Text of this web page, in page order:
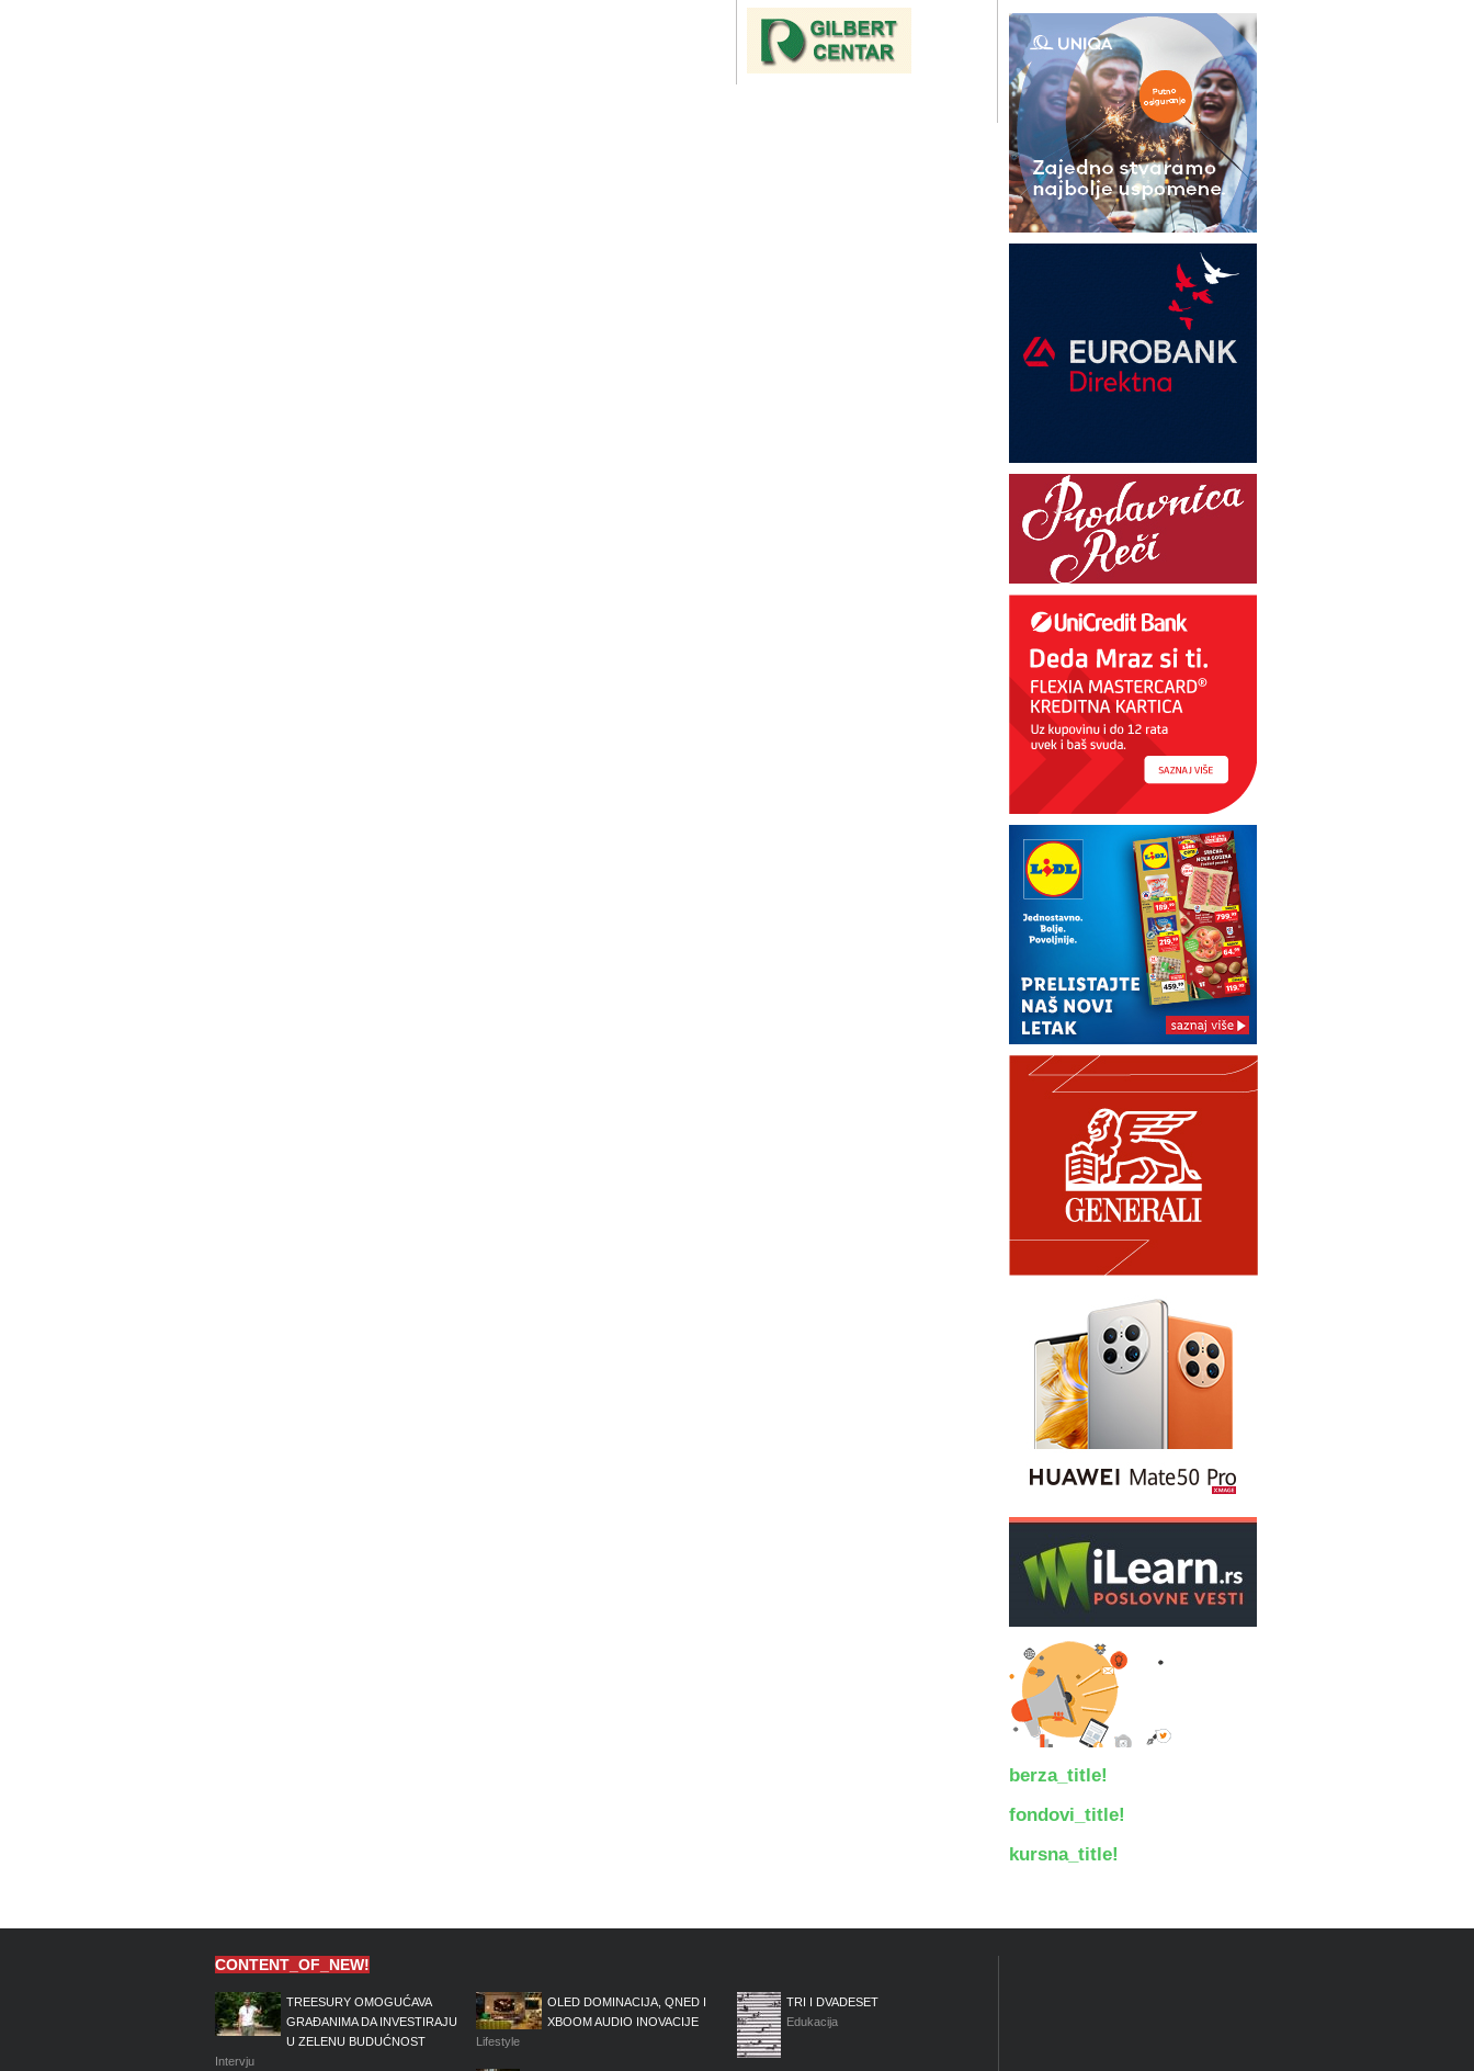
berza_title!
fondovi_title!
kursna_title!
CONTENT_OF_NEW!
TREESURY OMOGUĆAVA
GRAĐANIMA DA INVESTIRAJU
U ZELENU BUDUĆNOST
Intervju
OLED DOMINACIJA, QNED I
XBOOM AUDIO INOVACIJE
Lifestyle
TRI I DVADESET
Edukacija